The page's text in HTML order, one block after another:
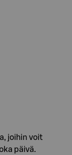
joihin voit
päivä.